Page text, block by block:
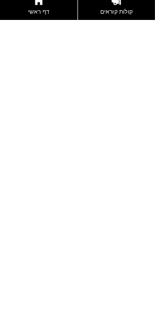
rebuilt in the shadow of the daughter's
childhood trauma. Between bags of
דף ראשי קולות קוראים